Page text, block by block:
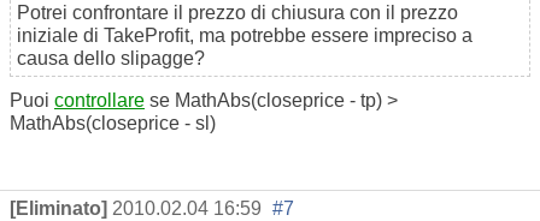
Potrei confrontare il prezzo di chiusura con il prezzo
iniziale di TakeProfit, ma potrebbe essere impreciso a
causa dello slipagge?
Puoi controllare se MathAbs(closeprice - tp) >
MathAbs(closeprice - sl)
[Eliminato] 2010.02.04 16:59 #7